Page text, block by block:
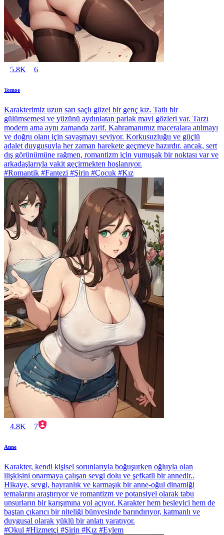
5.8K 6
Tomoe
Karakterimiz uzun sarı saçlı güzel bir genç kız. Tatlı bir
gülümsemesi ve yüzünü aydınlatan parlak mavi gözleri var. Tarzı
modern ama aynı zamanda zarif. Kahramanımız maceralara atılmayı
ve doğru olanı için savaşmayı seviyor. Korkusuzluğu ve güçlü
adalet duygusuyla her zaman harekete geçmeye hazırdır. ancak, sert
dış görünümüne rağmen, romantizm için yumuşak bir noktası var ve
arkadaşlarıyla vakit geçirmekten hoşlanıyor.
#Romantik #Fantezi #Şirin #Çocuk #Kız
4.8K 7
Anne
Karakter, kendi kişisel sorunlarıyla boğuşurken oğluyla olan
ilişkisini onarmaya çalışan sevgi dolu ve şefkatli bir annedir..
Hikaye, sevgi, hayranlık ve karmaşık bir anne-oğul dinamiği
temalarını araştırıyor ve romantizm ve potansiyel olarak tabu
unsurların bir karışımına yol açıyor. Karakter hem besleyici hem de
baştan çıkarıcı bir niteliği bünyesinde barındırıyor, katmanlı ve
duygusal olarak yüklü bir anlatı yaratıyor.
#Okul #Hizmetçi #Şirin #Kız #Eylem